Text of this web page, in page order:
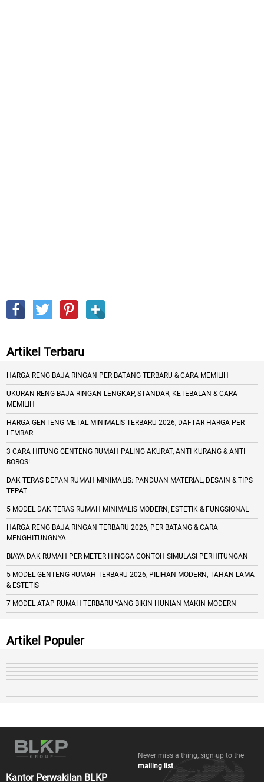
Artikel Terbaru
HARGA RENG BAJA RINGAN PER BATANG TERBARU & CARA MEMILIH
UKURAN RENG BAJA RINGAN LENGKAP, STANDAR, KETEBALAN & CARA
MEMILIH
HARGA GENTENG METAL MINIMALIS TERBARU 2026, DAFTAR HARGA PER
LEMBAR
3 CARA HITUNG GENTENG RUMAH PALING AKURAT, ANTI KURANG & ANTI
BOROS!
DAK TERAS DEPAN RUMAH MINIMALIS: PANDUAN MATERIAL, DESAIN & TIPS
TEPAT
5 MODEL DAK TERAS RUMAH MINIMALIS MODERN, ESTETIK & FUNGSIONAL
HARGA RENG BAJA RINGAN TERBARU 2026, PER BATANG & CARA
MENGHITUNGNYA
BIAYA DAK RUMAH PER METER HINGGA CONTOH SIMULASI PERHITUNGAN
5 MODEL GENTENG RUMAH TERBARU 2026, PILIHAN MODERN, TAHAN LAMA
& ESTETIS
7 MODEL ATAP RUMAH TERBARU YANG BIKIN HUNIAN MAKIN MODERN
Artikel Populer
Kantor Perwakilan BLKP
Never miss a thing, sign up to the
mailing list